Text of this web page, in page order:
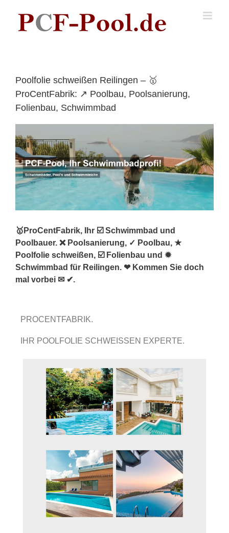
content
Poolfolie schweißen Reilingen – 🥇
ProCentFabrik: ↗️ Poolbau, Poolsanierung,
Folienbau, Schwimmbad
🥇ProCentFabrik, Ihr ☑️ Schwimmbad und
Poolbauer. ❌ Poolsanierung, ✓ Poolbau, ★
Poolfolie schweißen, ☑️ Folienbau und ✹
Schwimmbad für Reilingen. ❤ Kommen Sie doch
mal vorbei ✉ ✔.
PROCENTFABRIK.
IHR POOLFOLIE SCHWEISSEN EXPERTE.